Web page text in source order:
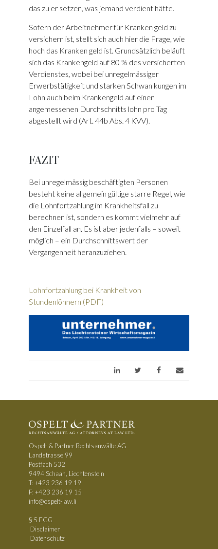
das zu er­ setzen, was jemand verdient hätte.
Sofern der Arbeitnehmer für Kranken­ geld zu
versichern ist, stellt sich auch hier die Frage, wie
hoch das Kranken­ geld ist. Grundsätzlich beläuft
sich das Krankengeld auf 80 % des versicherten
Verdienstes, wobei bei unregelmässiger
Erwerbstätigkeit und starken Schwan­ kungen im
Lohn auch beim Krankengeld auf einen
angemessenen Durchschnitts­ lohn pro Tag
abgestellt wird (Art. 44b Abs. 4 KVV).
FAZIT
Bei unregelmässig beschäftigten Per­sonen
besteht keine allgemein gültige starre Regel, wie
die Lohnfortzahlung im Krankheitsfall zu
berechnen ist, sondern es kommt vielmehr auf
den Einzel­fall an. Es ist aber jedenfalls – soweit
möglich – ein Durchschnittswert der
Vergangenheit heranzuziehen.
Lohnfortzahlung bei Krankheit von
Stundenlöhnern (PDF)
Ospelt & Partner Rechtsanwälte AG
Landstrasse 99
Postfach 532
9494 Schaan, Liechtenstein
T: +423 236 19 19
F: +423 236 19 15
info@ospelt-law.li
§ 5 ECG
Disclaimer
Datenschutz